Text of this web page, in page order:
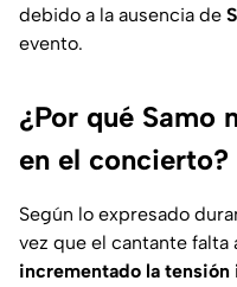
debido a la ausencia de
evento.
¿Por qué Samo
en el concierto?
Según lo expresado
vez que el cantante falta
incrementado la